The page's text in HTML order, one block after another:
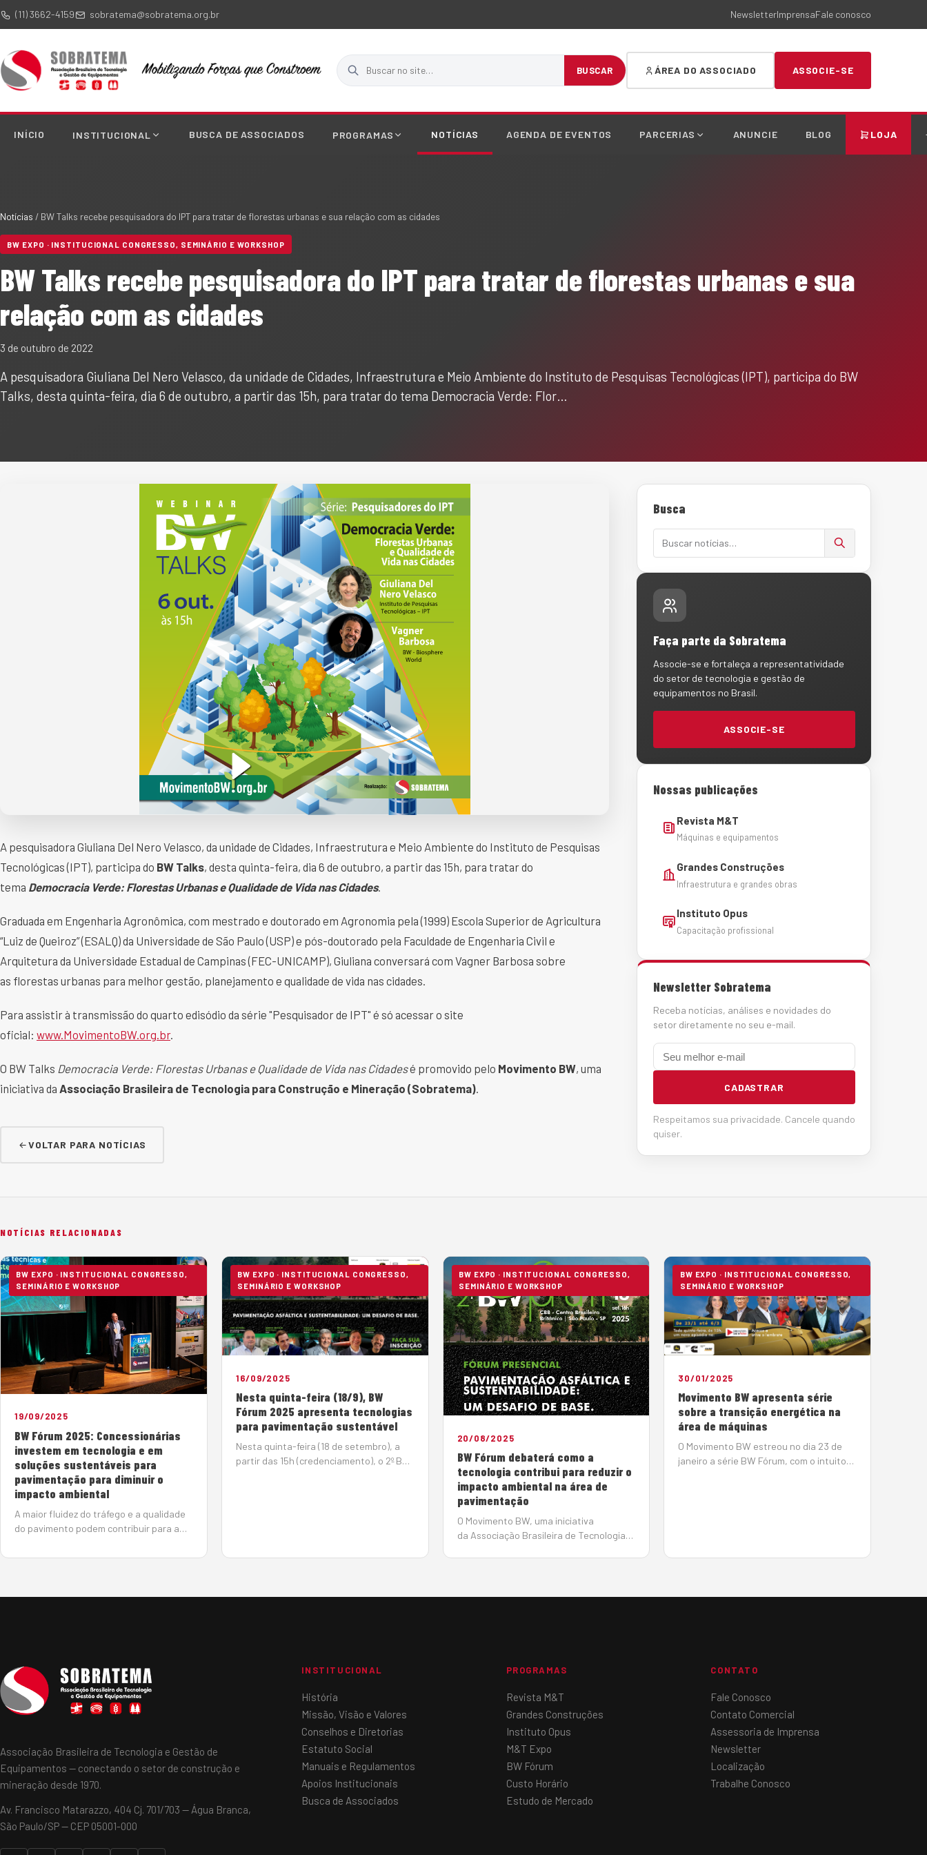
(11) 3662-4159 sobratema@sobratema.org.br NewsletterImprensaFale conosco
Buscar no site
BUSCAR ÁREA DO ASSOCIADO ASSOCIE-SE
INÍCIO INSTITUCIONAL BUSCA DE ASSOCIADOS PROGRAMAS NOTÍCIAS AGENDA DE EVENTOS PARCERIAS ANUNCIE BLOG LOJA
Notícias / BW Talks recebe pesquisadora do IPT para tratar de florestas urbanas e sua relação com as cidades
BW EXPO · INSTITUCIONAL CONGRESSO, SEMINÁRIO E WORKSHOP
BW Talks recebe pesquisadora do IPT para tratar de florestas urbanas e sua
relação com as cidades
3 de outubro de 2022
A pesquisadora Giuliana Del Nero Velasco, da unidade de Cidades, Infraestrutura e Meio Ambiente do Instituto de Pesquisas Tecnológicas (IPT), participa do BW
Talks, desta quinta-feira, dia 6 de outubro, a partir das 15h, para tratar do tema Democracia Verde: Flor…
A pesquisadora Giuliana Del Nero Velasco, da unidade de Cidades, Infraestrutura e Meio Ambiente do Instituto de Pesquisas
Tecnológicas (IPT), participa do BW Talks, desta quinta-feira, dia 6 de outubro, a partir das 15h, para tratar do
tema Democracia Verde: Florestas Urbanas e Qualidade de Vida nas Cidades.
Graduada em Engenharia Agronômica, com mestrado e doutorado em Agronomia pela (1999) Escola Superior de Agricultura
“Luiz de Queiroz” (ESALQ) da Universidade de São Paulo (USP) e pós-doutorado pela Faculdade de Engenharia Civil e
Arquitetura da Universidade Estadual de Campinas (FEC-UNICAMP), Giuliana conversará com Vagner Barbosa sobre
as florestas urbanas para melhor gestão, planejamento e qualidade de vida nas cidades.
Para assistir à transmissão do quarto edisódio da série "Pesquisador de IPT" é só acessar o site
oficial: www.MovimentoBW.org.br.
O BW Talks Democracia Verde: Florestas Urbanas e Qualidade de Vida nas Cidadesé promovido pelo Movimento BW, uma
iniciativa da Associação Brasileira de Tecnologia para Construção e Mineração (Sobratema)
VOLTAR PARA NOTÍCIAS
Busca
Buscar notícias
Faça parte da Sobratema
Associe-se e fortaleça a representatividade
do setor de tecnologia e gestão de
equipamentos no Brasil.
ASSOCIE-SE
Nossas publicações
Revista M&T
Máquinas e equipamentos
Grandes Construções
Infraestrutura e grandes obras
Instituto Opus
Capacitação profissional
Newsletter Sobratema
Receba notícias, análises e novidades do
setor diretamente no seu e-mail.
E-mail
CADASTRAR
Respeitamos sua privacidade. Cancele quando
quiser.
NOTÍCIAS RELACIONADAS
BW EXPO · INSTITUCIONAL CONGRESSO,
SEMINÁRIO E WORKSHOP
19/09/2025
BW Fórum 2025: Concessionárias
investem em tecnologia e em
soluções sustentáveis para
pavimentação para diminuir o
impacto ambiental
A maior fluidez do tráfego e a qualidade
do pavimento podem contribuir para a
efeito estufa (GEE). Segundo os
“Pavimenta&cc…
BW EXPO · INSTITUCIONAL CONGRESSO,
SEMINÁRIO E WORKSHOP
16/09/2025
Nesta quinta-feira (18/9), BW
Fórum 2025 apresenta tecnologias
para pavimentação sustentável
Nesta quinta-feira (18 de setembro), a
partir das 15h (credenciamento), o 2º BW
BW EXPO · INSTITUCIONAL CONGRESSO,
SEMINÁRIO E WORKSHOP
20/08/2025
BW Fórum debaterá como a
tecnologia contribui para reduzir o
impacto ambiental na área de
pavimentação
O Movimento BW, uma iniciativa
da Associação Brasileira de Tecnologia
BW EXPO · INSTITUCIONAL CONGRESSO,
SEMINÁRIO E WORKSHOP
30/01/2025
Movimento BW apresenta série
sobre a transição energética na
área de máquinas
O Movimento BW estreou no dia 23 de
janeiro a série BW Fórum, com o intuito
Associação Brasileira de Tecnologia e Gestão de
Equipamentos — conectando o setor de construção e
mineração desde 1970.
Av. Francisco Matarazzo, 404 Cj. 701/703 — Água Branca,
São Paulo/SP — CEP 05001-000
INSTITUCIONAL
História
Missão, Visão e Valores
Conselhos e Diretorias
Estatuto Social
Manuais e Regulamentos
Apoios Institucionais
Busca de Associados
PROGRAMAS
Revista M&T
Grandes Construções
Instituto Opus
M&T Expo
BW Fórum
Custo Horário
Estudo de Mercado
CONTATO
Fale Conosco
Contato Comercial
Assessoria de Imprensa
Newsletter
Localização
Trabalhe Conosco